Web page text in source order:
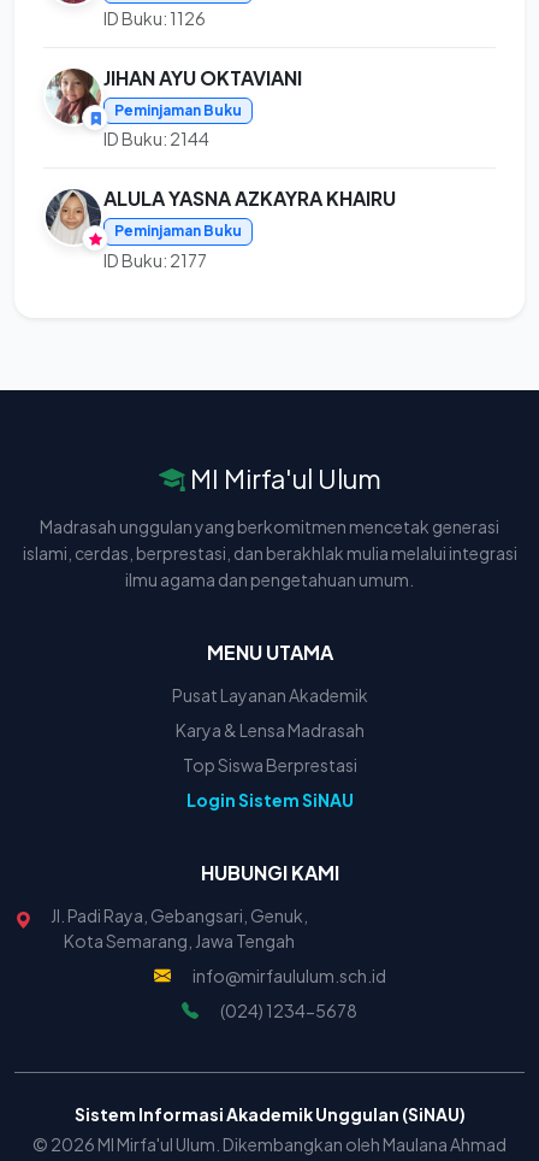
ID Buku: 1126
JIHAN AYU OKTAVIANI
Peminjaman Buku
ID Buku: 2144
ALULA YASNA AZKAYRA KHAIRU
Peminjaman Buku
ID Buku: 2177
MI Mirfa'ul Ulum
Madrasah unggulan yang berkomitmen mencetak generasi
islami, cerdas, berprestasi, dan berakhlak mulia melalui integrasi
ilmu agama dan pengetahuan umum.
MENU UTAMA
Pusat Layanan Akademik
Karya & Lensa Madrasah
Top Siswa Berprestasi
Login Sistem SiNAU
HUBUNGI KAMI
Jl. Padi Raya, Gebangsari, Genuk,
Kota Semarang, Jawa Tengah
info@mirfaululum.sch.id
(024) 1234-5678
Sistem Informasi Akademik Unggulan (SiNAU)
© 2026 MI Mirfa'ul Ulum. Dikembangkan oleh Maulana Ahmad